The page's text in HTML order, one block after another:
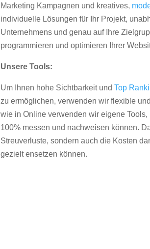
Marketing Kampagnen und kreatives,
individuelle Lösungen für Ihr Projekt,
Unternehmens und genau auf Ihre
programmieren und optimieren Ihrer
Unsere Tools:
Um Ihnen hohe Sichtbarkeit undTop
zu ermöglichen, verwenden wir flexible
wie in Online verwenden wir eigene
100% messen und nachweisen können.
Streuverluste, sondern auch die Kosten
gezielt ensetzen können.